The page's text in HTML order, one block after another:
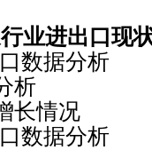
行业进出口现
数据分析
析
情况
数据分析